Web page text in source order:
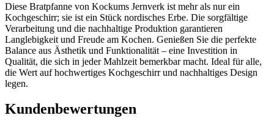
Diese Bratpfanne von Kockums Jernverk ist mehr als nur ein
Kochgeschirr; sie ist ein Stück nordisches Erbe. Die sorgfältige
Verarbeitung und die nachhaltige Produktion garantieren
Langlebigkeit und Freude am Kochen. Genießen Sie die perfekte
Balance aus Ästhetik und Funktionalität – eine Investition in
Qualität, die sich in jeder Mahlzeit bemerkbar macht. Ideal für alle,
die Wert auf hochwertiges Kochgeschirr und nachhaltiges Design
legen.
Kundenbewertungen